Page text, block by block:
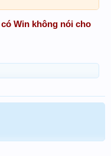
Win không nói cho